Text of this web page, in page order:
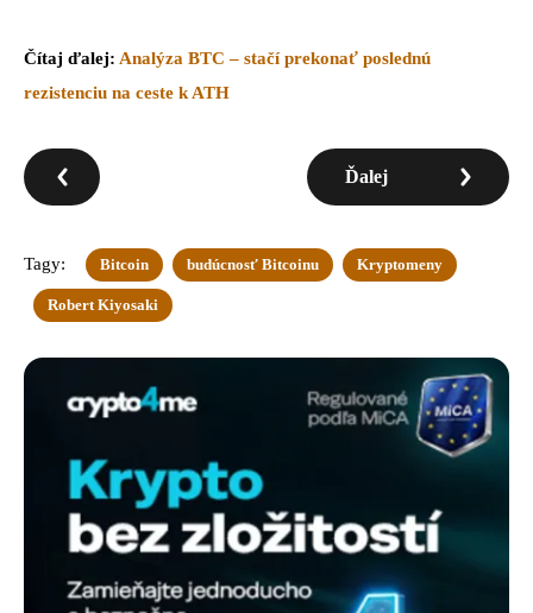
Čítaj ďalej: Analýza BTC – stačí prekonať poslednú
rezistenciu na ceste k ATH
Ďalej
Tagy: Bitcoin budúcnosť Bitcoinu Kryptomeny
Robert Kiyosaki